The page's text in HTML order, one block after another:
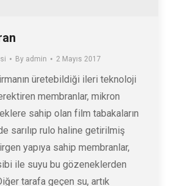
By admin 2 Mayıs 2017
üretebildiği ileri teknoloji
membranlar, mikron
sahip olan film tabakaların
sarılıp rulo haline getirilmiş
yapıya sahip membranlar,
ile suyu bu gözeneklerden
tarafa geçen su, artık